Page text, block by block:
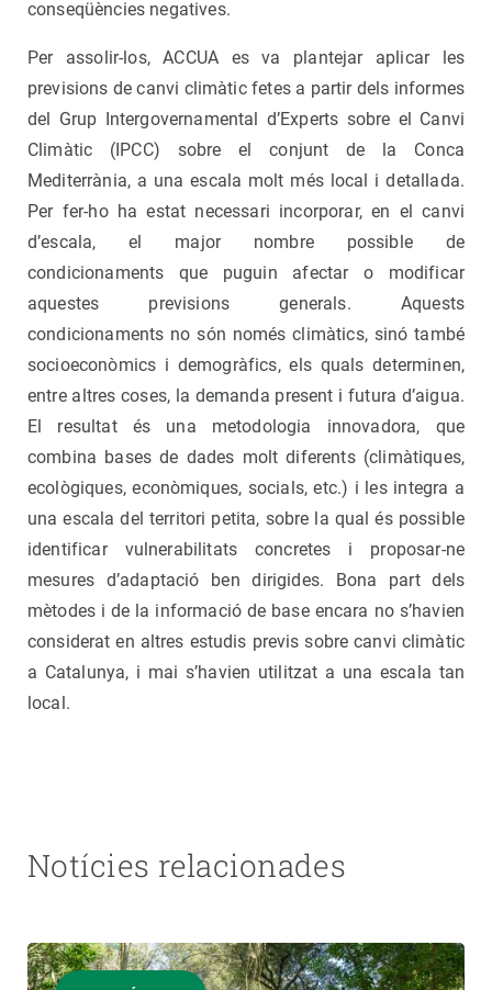
conseqüències negatives.
Per assolir-los, ACCUA es va plantejar aplicar les
previsions de canvi climàtic fetes a partir dels informes
del Grup Intergovernamental d’Experts sobre el Canvi
Climàtic (IPCC) sobre el conjunt de la Conca
Mediterrània, a una escala molt més local i detallada.
Per fer-ho ha estat necessari incorporar, en el canvi
d’escala, el major nombre possible de
condicionaments que puguin afectar o modificar
aquestes previsions generals. Aquests
condicionaments no són només climàtics, sinó també
socioeconòmics i demogràfics, els quals determinen,
entre altres coses, la demanda present i futura d’aigua.
El resultat és una metodologia innovadora, que
combina bases de dades molt diferents (climàtiques,
ecològiques, econòmiques, socials, etc.) i les integra a
una escala del territori petita, sobre la qual és possible
identificar vulnerabilitats concretes i proposar-ne
mesures d’adaptació ben dirigides. Bona part dels
mètodes i de la informació de base encara no s’havien
considerat en altres estudis previs sobre canvi climàtic
a Catalunya, i mai s’havien utilitzat a una escala tan
local.
Notícies relacionades